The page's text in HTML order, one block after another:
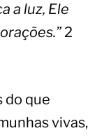
a luz, Ele
2
do que
vivas,